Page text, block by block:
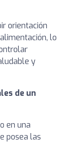
orientación
lo
y
de un
en una
posea las